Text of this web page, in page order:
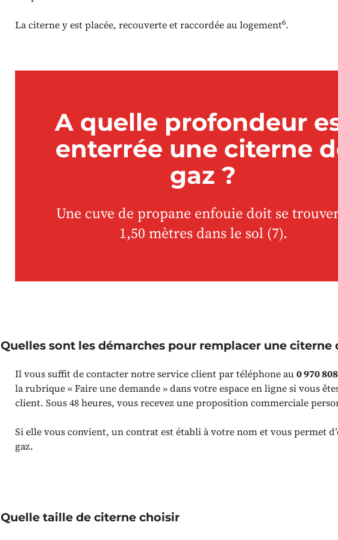
La citerne y est placée, recouverte et raccordée au logement6.
A quelle profondeur
enterrée une citerne
gaz ?
Une cuve de propane enfouie doit se
1,50 mètres dans le sol (7).
Quelles sont les démarches pour remplacer une citerne
Il vous suffit de contacter notre service client par téléphone au0 970
la rubrique « Faire une demande » dans votre espace en ligne si vous
client. Sous 48 heures, vous recevez une proposition commerciale
Si elle vous convient, un contrat est établi à votre nom et vous permet
gaz.
Quelle taille de citerne choisir